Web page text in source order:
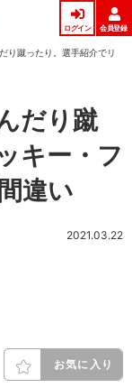
ログイン 会員登録
り蹴ったり。選手紹介でリ
だり蹴
キー・フ
違い
2021.03.22
お気に入り